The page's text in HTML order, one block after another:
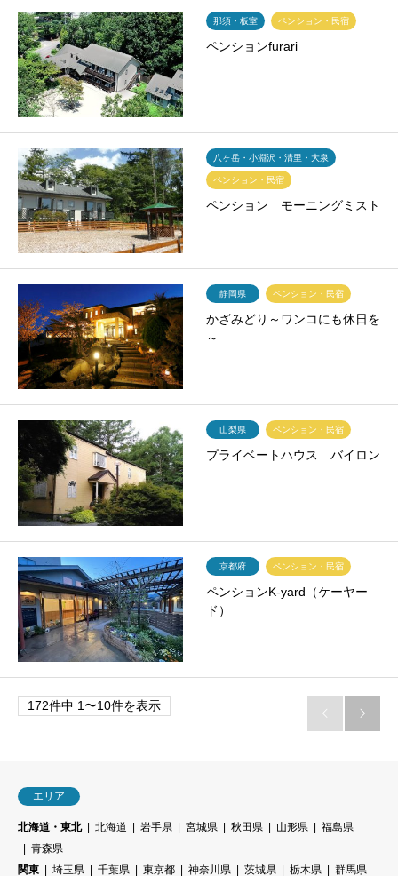
那須・板室 ペンション・民宿
ペンションfurari
八ヶ岳・小淵沢・清里・大泉
ペンション・民宿
ペンション モーニングミスト
静岡県 ペンション・民宿
かざみどり～ワンコにも休日を
～
山梨県 ペンション・民宿
プライベートハウス バイロン
京都府 ペンション・民宿
ペンションK-yard（ケーヤー
ド）
172件中 1〜10件を表示
 
エリア
北海道・東北 北海道 岩手県 宮城県 秋田県 山形県
福島県
青森県
関東
埼玉県 千葉県 東京都 神奈川県 茨城県 栃木県 群馬県